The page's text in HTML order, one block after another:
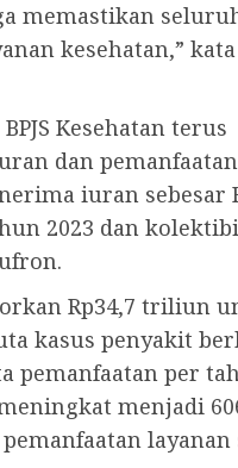
memastikan
kesehatan,” kata
Kesehatan terus
dan pemanfaatan
iuran sebesar
2023 dan
Rp34,7 triliun
kasus penyakit
pemanfaatan per
menjadi
layanan